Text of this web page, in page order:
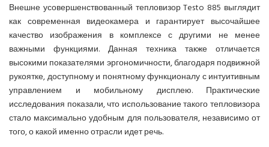
Внешне усовершенствованный тепловизор Testo 885 выглядит
как современная видеокамера и гарантирует высочайшее
качество изображения в комплексе с другими не менее
важными функциями. Данная техника также отличается
высокими показателями эргономичности, благодаря подвижной
рукоятке, доступному и понятному функционалу с интуитивным
управлением и мобильному дисплею. Практические
исследования показали, что использование такого тепловизора
стало максимально удобным для пользователя, независимо от
того, о какой именно отрасли идет речь.